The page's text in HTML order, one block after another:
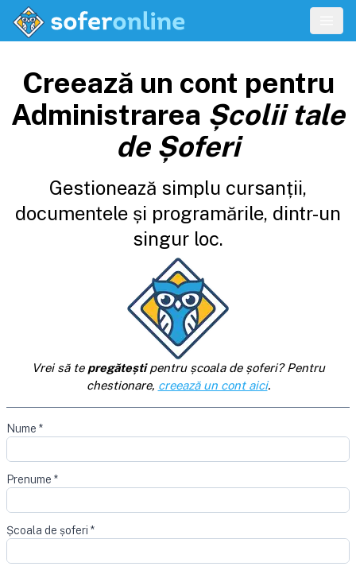
Creează un cont pentru
Administrarea Școlii tale
de Șoferi
Gestionează simplu cursanții,
documentele și programările, dintr-un
singur loc.
Vrei să te pregăteștipentru școala de șoferi? Pentru
chestionare, creează un cont aici.
Nume *
Prenume *
Școala de șoferi *